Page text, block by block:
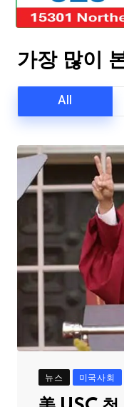
가장 많이
All
뉴스 미국사회